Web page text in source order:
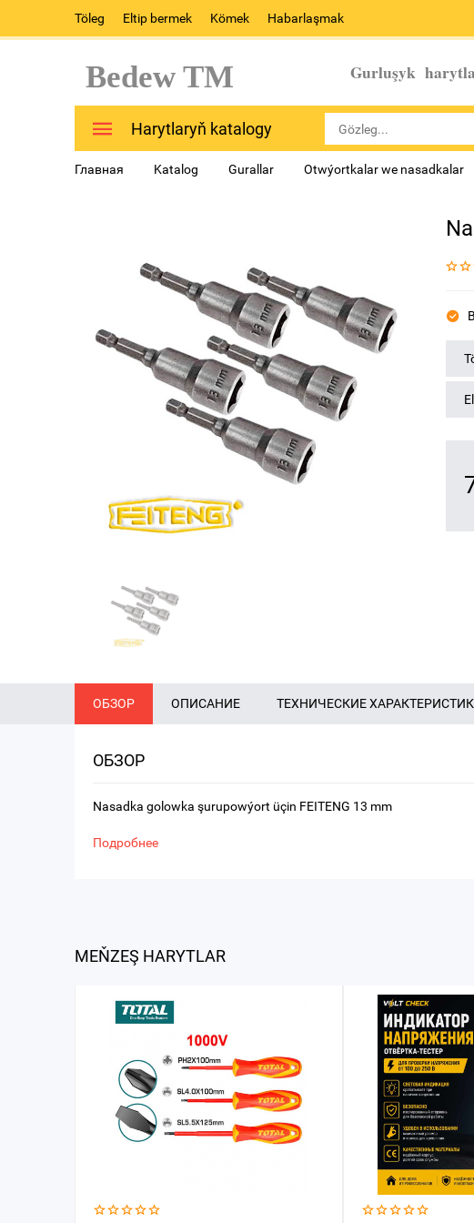
Töleg Eltip bermek Kömek Habarlaşmak
Bedew TM Gurluşyk
Harytlaryň katalogy
Главная Katalog Gurallar Otwýortkalar we nasadkalar
ОБЗОР ОПИСАНИЕ ТЕХНИЧЕСКИЕ
ОБЗОР
Nasadka golowka şurupowýort üçin FEITENG 13 mm
Подробнее
MEŇZEŞ HARYTLAR